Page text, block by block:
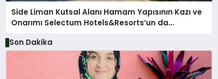
Side Liman Kutsal Alanı Hamam Yapısının Kazı ve
Onarımı Selectum Hotels&Resorts’un da
Katkılarıyla Tamamlandı
Son Dakika